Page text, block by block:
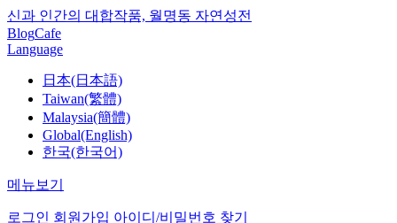
신과 인간의 대합작품, 월명동 자연성전
BlogCafe
Language
日本(日本語)
Taiwan(繁體)
Malaysia(簡體)
Global(English)
한국(한국어)
메뉴보기
로그인 회원가입 아이디/비밀번호 찾기